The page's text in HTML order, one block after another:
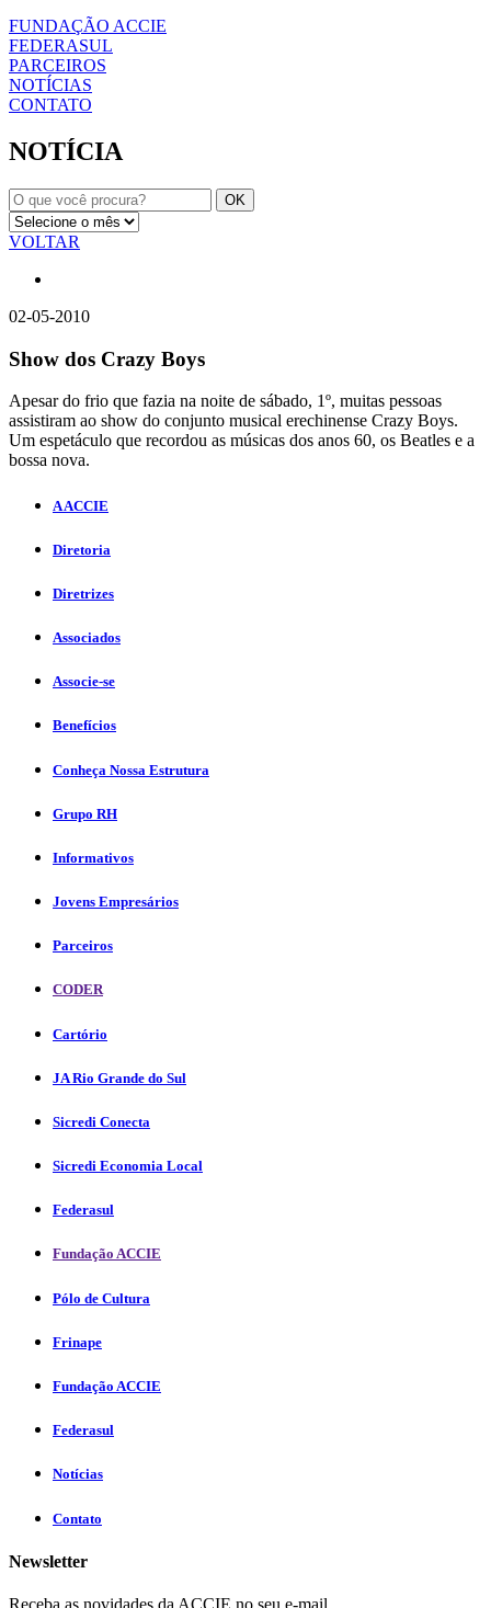
FUNDAÇÃO ACCIE
FEDERASUL
PARCEIROS
NOTÍCIAS
CONTATO
NOTÍCIA
VOLTAR
02-05-2010
Show dos Crazy Boys
Apesar do frio que fazia na noite de sábado, 1º, muitas pessoas
assistiram ao show do conjunto musical erechinense Crazy Boys.
Um espetáculo que recordou as músicas dos anos 60, os Beatles e a
bossa nova.
A ACCIE
Diretoria
Diretrizes
Associados
Associe-se
Benefícios
Conheça Nossa Estrutura
Grupo RH
Informativos
Jovens Empresários
Parceiros
CODER
Cartório
JA Rio Grande do Sul
Sicredi Conecta
Sicredi Economia Local
Federasul
Fundação ACCIE
Pólo de Cultura
Frinape
Fundação ACCIE
Federasul
Notícias
Contato
Newsletter
Receba as novidades da ACCIE no seu e-mail.